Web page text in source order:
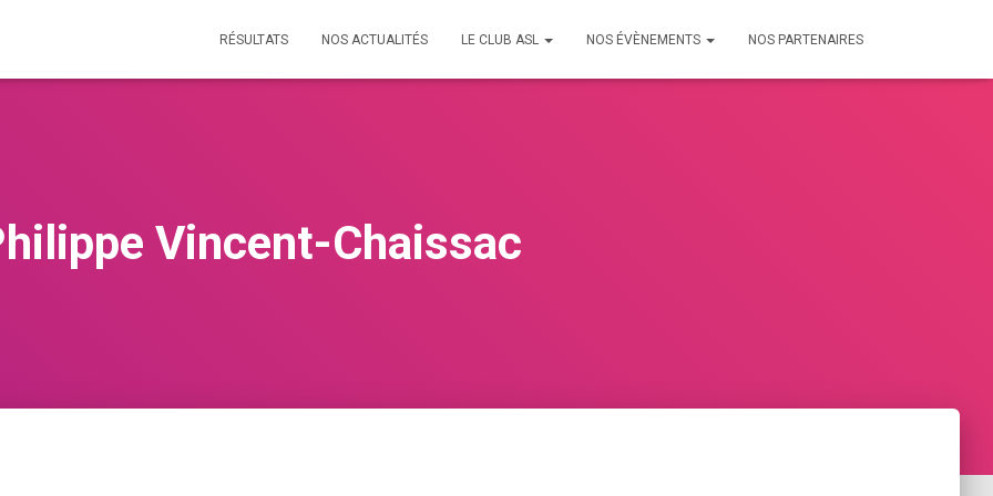
RÉSULTATS NOS ACTUALITÉS LE CLUB ASL NOS ÉVÈNEMENTS NOS PARTENAIRES
Vincent-Chaissac